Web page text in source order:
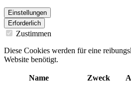
Einstellungen
Erforderlich
Zustimmen
Diese Cookies werden für eine
Website benötigt.
Name Zweck